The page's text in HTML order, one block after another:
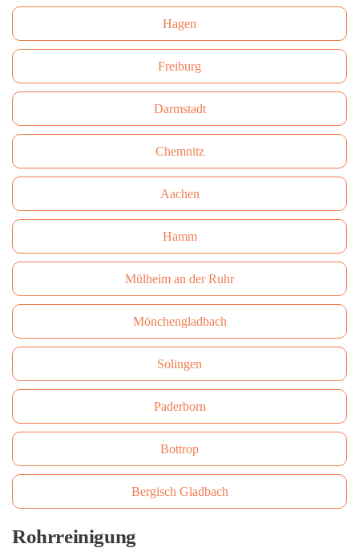
Hagen
Freiburg
Darmstadt
Сhemnitz
Aachen
Hamm
Mülheim an der Ruhr
Mönchengladbach
Solingen
Paderborn
Bottrop
Bergisch Gladbach
Rohrreinigung